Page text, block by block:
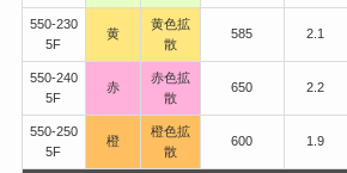
550-230
5F
黄
黄色拡
散
585 2.1
550-240
5F
赤
赤色拡
散
650 2.2
550-250
5F
橙
橙色拡
散
600 1.9